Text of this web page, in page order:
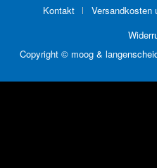
Kontakt
Versandkosten
Copyright © moog &